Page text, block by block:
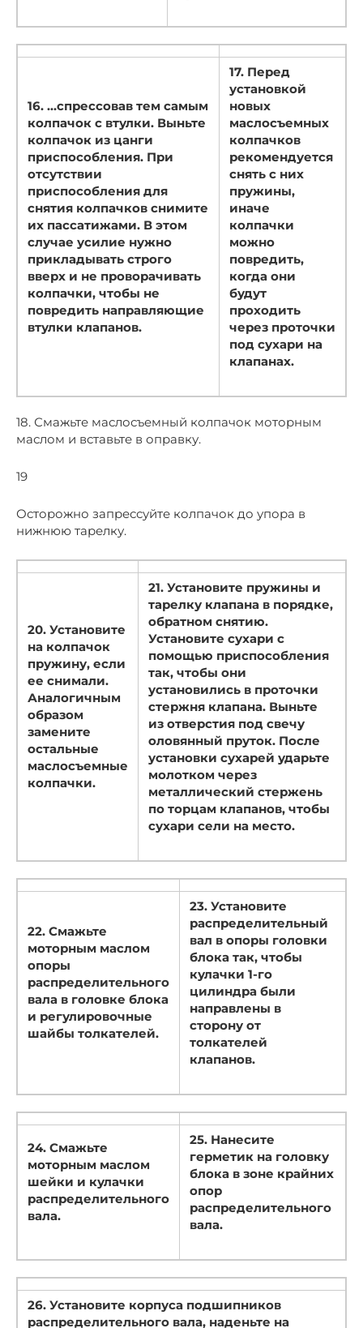
16. …спрессовав тем самым
колпачок с втулки. Выньте
колпачок из цанги
приспособления. При
отсутствии
приспособления для
снятия колпачков снимите
их пассатижами. В этом
случае усилие нужно
прикладывать строго
вверх и не проворачивать
колпачки, чтобы не
повредить направляющие
втулки клапанов.
17. Перед
установкой
новых
маслосъемных
колпачков
рекомендуется
снять с них
пружины,
иначе
колпачки
можно
повредить,
когда они
будут
проходить
через проточки
под сухари на
клапанах.
18. Смажьте маслосъемный колпачок моторным
маслом и вставьте в оправку.
19
Осторожно запрессуйте колпачок до упора в
нижнюю тарелку.
20. Установите
на колпачок
пружину, если
ее снимали.
Аналогичным
образом
замените
остальные
маслосъемные
колпачки.
21. Установите пружины и
тарелку клапана в порядке,
обратном снятию.
Установите сухари с
помощью приспособления
так, чтобы они
установились в проточки
стержня клапана. Выньте
из отверстия под свечу
оловянный пруток. После
установки сухарей ударьте
молотком через
металлический стержень
по торцам клапанов, чтобы
сухари сели на место.
22. Смажьте
моторным маслом
опоры
распределительного
вала в головке блока
и регулировочные
шайбы толкателей.
23. Установите
распределительный
вал в опоры головки
блока так, чтобы
кулачки 1-го
цилиндра были
направлены в
сторону от
толкателей
клапанов.
24. Смажьте
моторным маслом
шейки и кулачки
распределительного
вала.
25. Нанесите
герметик на головку
блока в зоне крайних
опор
распределительного
вала.
26. Установите корпуса подшипников
распределительного вала, наденьте на